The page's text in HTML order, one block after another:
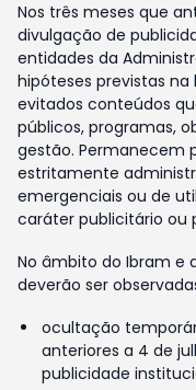
Nos três meses que
divulgação de
entidades da
hipóteses previstas
evitados conteúdos
públicos, programas,
gestão. Permanecem
estritamente
emergenciais ou de
caráter publicitário ou
No âmbito do Ibram e
deverão ser
ocultação
anteriores a 4 de
publicidade